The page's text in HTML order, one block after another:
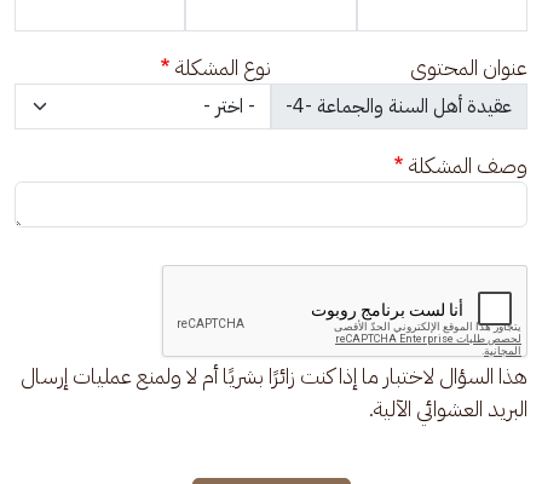
عنوان المحتوى نوع المشكلة
وصف المشكلة
هذا السؤال لاختبار ما إذا كنت زائرًا بشريًا أم لا ولمنع عمليات إرسال
البريد العشوائي الآلية.